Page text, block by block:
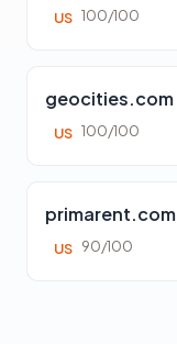
US 100/100
geocities.com
US 100/100
primarent.com
US 90/100